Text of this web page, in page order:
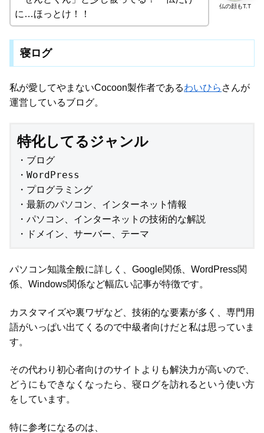
仏の顔もT.T
に…ほっとけ！！
寝ログ
私が愛してやまないCocoon製作者であるわいひら さんが
運営しているブログ。
特化してるジャンル
・ブログ
・WordPress
・プログラミング
・最新のパソコン、インターネット情報
・パソコン、インターネットの技術的な解説
・ドメイン、サーバー、テーマ
パソコン知識全般に詳しく、Google関係、WordPress関
係、Windows関係など幅広い記事が特徴です。
カスタマイズや裏ワザなど、技術的な要素が多く、専門用
語がいっぱい出てくるので中級者向けだと私は思っていま
す。
その代わり初心者向けのサイトよりも解決力が高いので、
どうにもできなくなったら、寝ログを訪れるという使い方
をしています。
特に参考になるのは、